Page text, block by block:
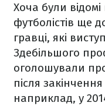
Хоча були
футболістів ще
гравці, які
Здебільшого
оголошували
після
наприклад, у